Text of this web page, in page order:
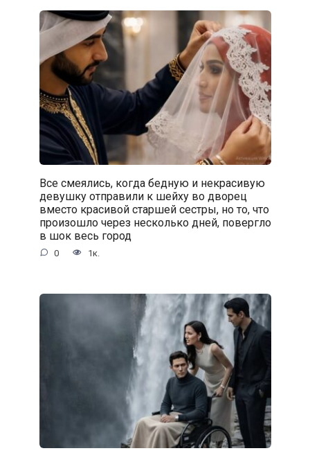
Все смеялись, когда бедную и некрасивую
девушку отправили к шейху во дворец
вместо красивой старшей сестры, но то, что
произошло через несколько дней, повергло
в шок весь город
0 1к.